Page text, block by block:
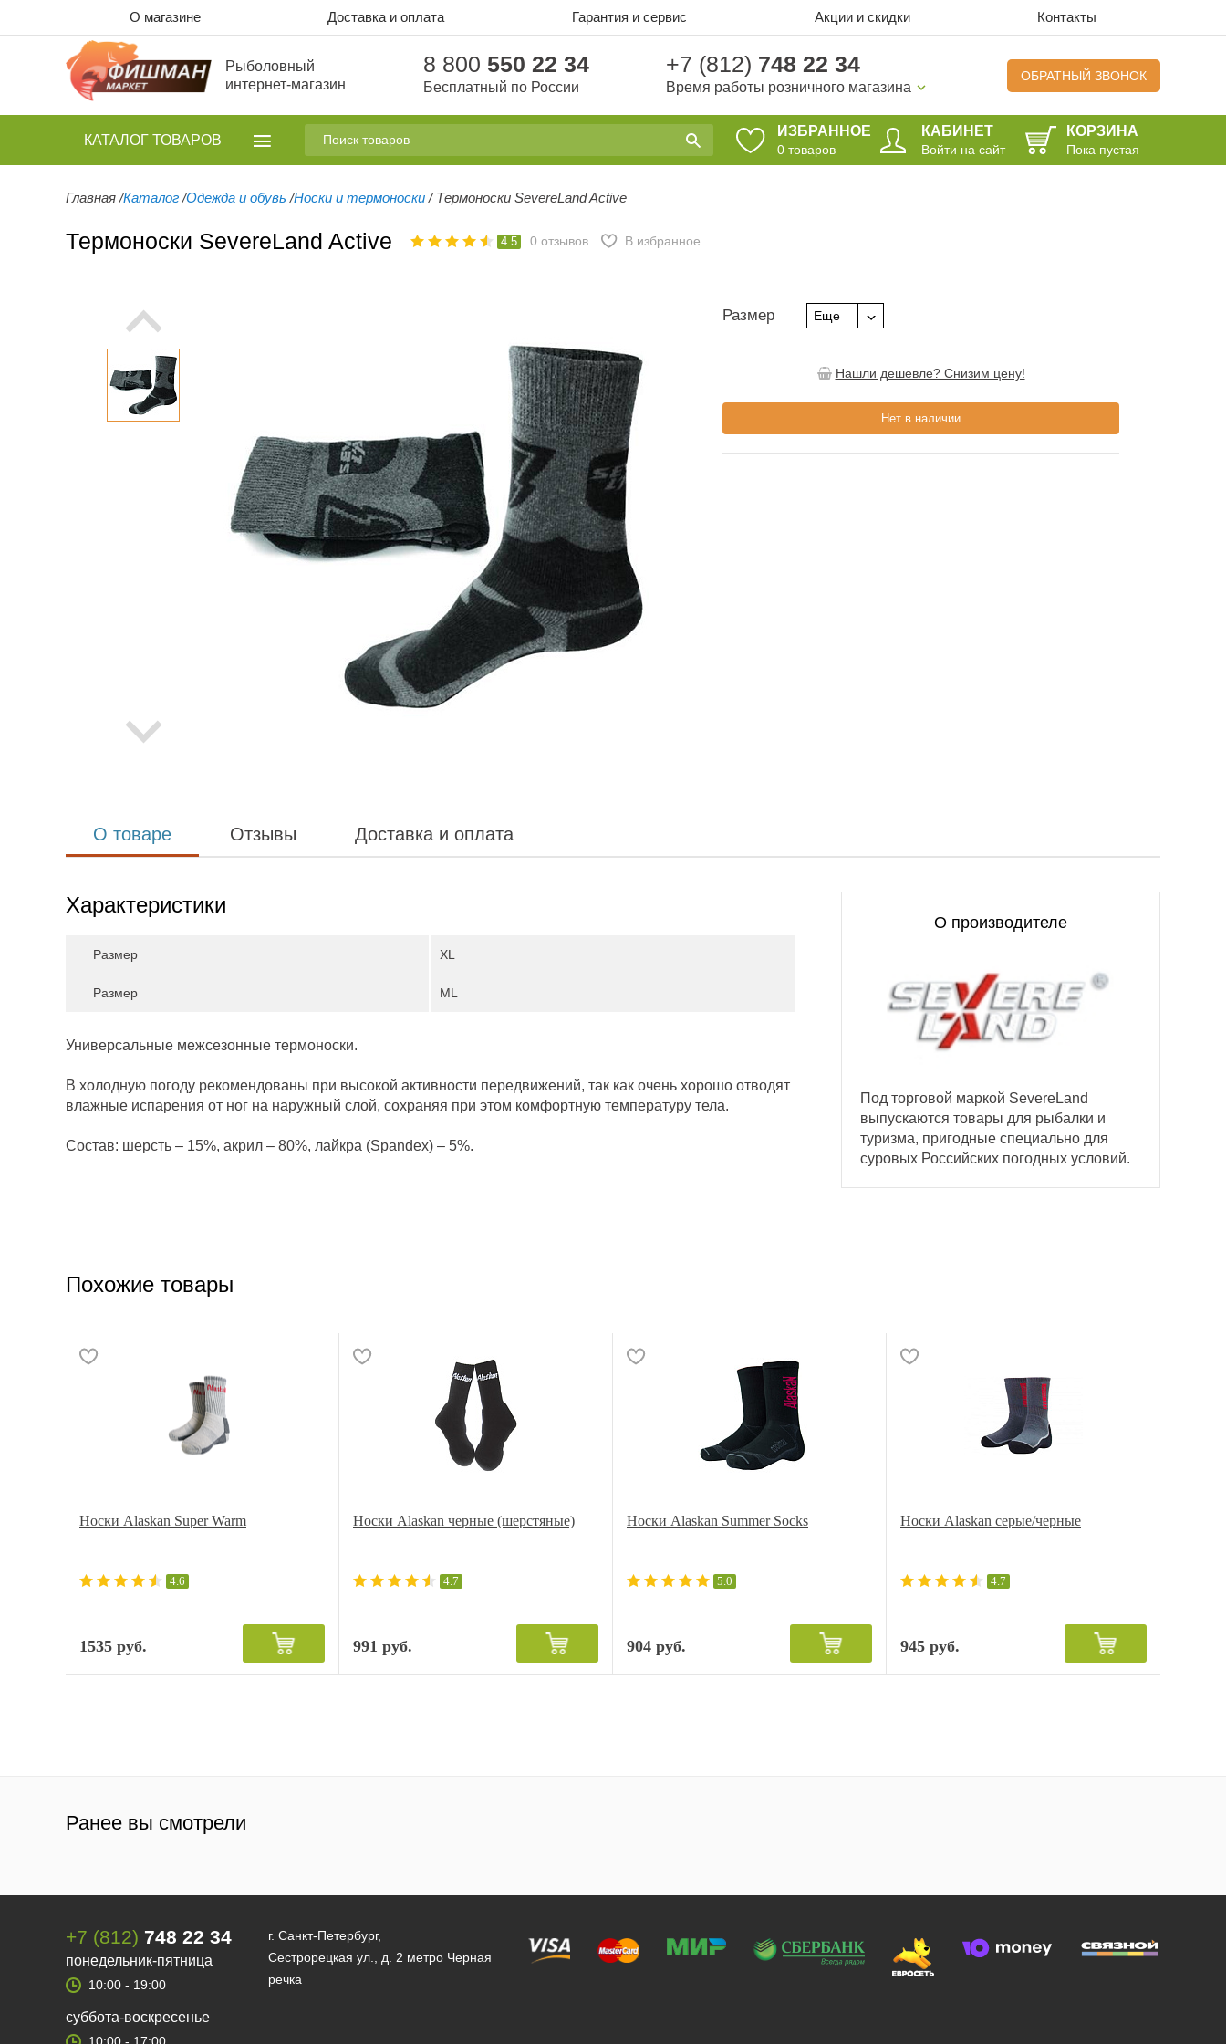
О магазине Доставка и оплата Гарантия и сервис Акции и скидки Контакты
Рыболовный
интернет-магазин
8 800 550 22 34
Бесплатный по России
+7 (812) 748 22 34
Время работы розничного магазина
ОБРАТНЫЙ ЗВОНОК
ИЗБРАННОЕ
0 товаров
КАБИНЕТ
Войти на сайт
КОРЗИНА
Пока пустая
КАТАЛОГ ТОВАРОВ
Главная /Каталог /Одежда и обувь /Носки и термоноски /Термоноски SevereLand Active
Термоноски SevereLand Active 4.5 0 отзывов В избранное
Размер Еще
Нашли дешевле? Снизим цену!
Нет в наличии
О товаре Отзывы Доставка и оплата
О производителе
Под торговой маркой SevereLand
выпускаются товары для рыбалки и
туризма, пригодные специально для
суровых Российских погодных условий.
Характеристики
Размер XL
Размер ML
Универсальные межсезонные термоноски.
В холодную погоду рекомендованы при высокой активности передвижений, так как очень хорошо отводят
влажные испарения от ног на наружный слой, сохраняя при этом комфортную температуру тела.
Состав: шерсть – 15%, акрил – 80%, лайкра (Spandex) – 5%.
Похожие товары
Носки Alaskan Super Warm
4.6
1535 руб.
Носки Alaskan черные (шерстяные)
4.7
991 руб.
Носки Alaskan Summer Socks
5.0
904 руб.
Носки Alaskan серые/черные
4.7
945 руб.
Ранее вы смотрели
+7 (812) 748 22 34
понедельник-пятница
10:00 - 19:00
суббота-воскресенье
10:00 - 17:00
г. Санкт-Петербург,
Сестрорецкая ул., д. 2 метро Черная
речка